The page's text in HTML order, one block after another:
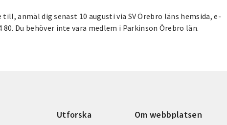
anmäl dig senast 10 augusti via SV Örebro läns hemsida, e-
Du behöver inte vara medlem i Parkinson Örebro län.
Utforska Om webbplatsen